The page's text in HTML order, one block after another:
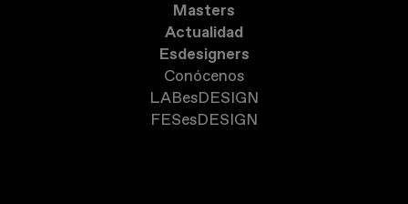
Masters
Actualidad
Esdesigners
Conócenos
LABesDESIGN
FESesDESIGN